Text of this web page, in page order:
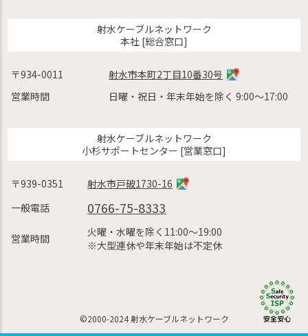
射水ケーブルネットワーク
本社 [総合窓口]
〒934-0011
射水市本町2丁目10番30号
営業時間
日曜・祝日・年末年始を除く 9:00〜17:00
射水ケーブルネットワーク
小杉サポートセンター [営業窓口]
〒939-0351
射水市戸破1730-16
一般電話
0766-75-8333
営業時間
火曜・水曜を除く11:00〜19:00
※大型連休や年末年始は不定休
©2000-2024 射水ケーブルネットワーク